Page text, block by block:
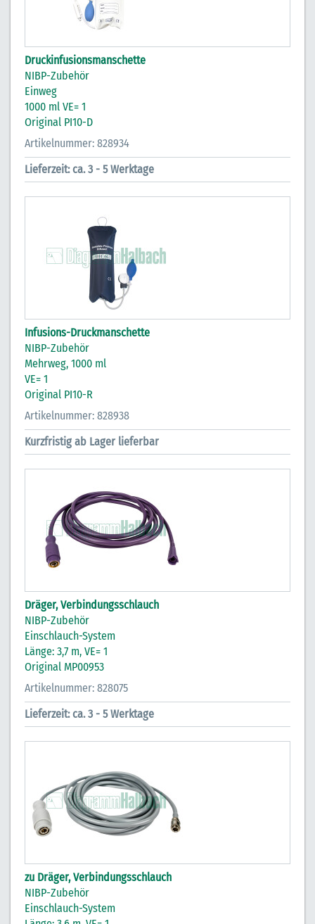
Druckinfusionsmanschette
NIBP-Zubehör
Einweg
1000 ml VE= 1
Original PI10-D
Artikelnummer: 828934
Lieferzeit: ca. 3 - 5 Werktage
Infusions-Druckmanschette
NIBP-Zubehör
Mehrweg, 1000 ml
VE= 1
Original PI10-R
Artikelnummer: 828938
Kurzfristig ab Lager lieferbar
Dräger, Verbindungsschlauch
NIBP-Zubehör
Einschlauch-System
Länge: 3,7 m, VE= 1
Original MP00953
Artikelnummer: 828075
Lieferzeit: ca. 3 - 5 Werktage
zu Dräger, Verbindungsschlauch
NIBP-Zubehör
Einschlauch-System